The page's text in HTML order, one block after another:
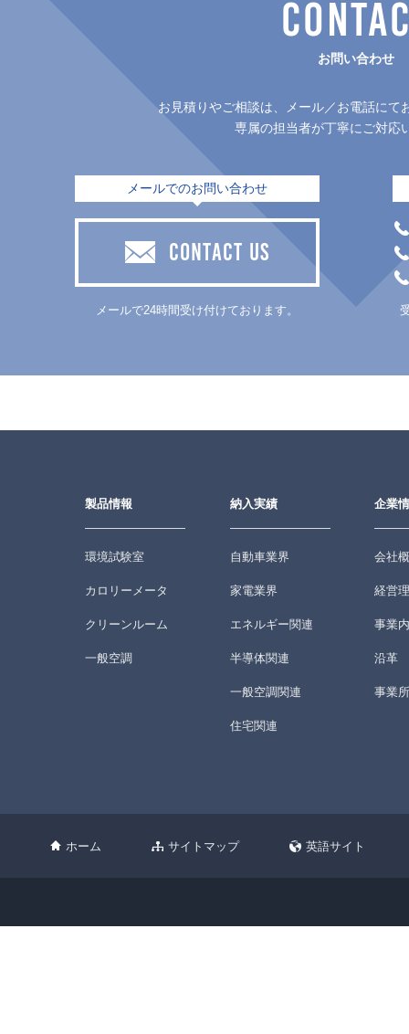
お問い合わせ
お見積りやご相談は、メール／お電話にて
専属の担当者が丁寧にご対応
メールでのお問い合わせ
CONTACT US
メールで24時間受け付けております。
製品情報
環境試験室
カロリーメータ
クリーンルーム
一般空調
納入実績
自動車業界
家電業界
エネルギー関連
半導体関連
一般空調関連
住宅関連
企業
会社
経営
事業
沿革
事業
ホーム サイトマップ 英語サイト